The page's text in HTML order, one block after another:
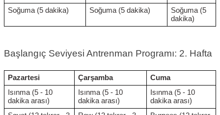
Soğuma (5 dakika)
Soğuma (5 dakika)
Soğuma (5
dakika)
Başlangıç Seviyesi Antrenman Programı: 2. Hafta
Pazartesi Çarşamba
Cuma
Isınma (5 - 10
dakika arası)
Isınma (5 - 10
dakika arası)
Isınma (5 - 10
dakika arası)